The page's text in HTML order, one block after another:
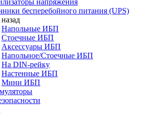
напряжения
бесперебойного питания (UPS)
назад
Напольные ИБП
Стоечные ИБП
Аксессуары ИБП
Напольное/Стоечные ИБП
На DIN-рейку
Настенные ИБП
Мини ИБП